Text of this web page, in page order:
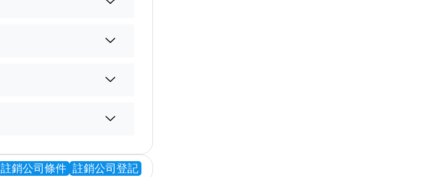
註銷公司條件 註銷公司登記